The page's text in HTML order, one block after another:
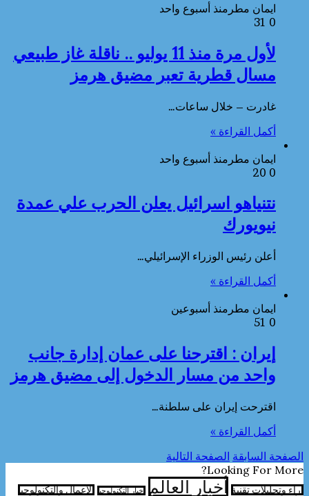
ايمان مطر منذ أسبوع واحد
0
لأول مرة منذ 11 يوليو .. ناقلة غاز طبيعي
مسال قطرية تعبر مضيق هرمز
غادرت – خلال ساعات…
أكمل القراءة »
ايمان مطر منذ أسبوع واحد
0
نتنياهو اسرائيل يعلن الحرب علي عمدة
نيويورك
أعلن رئيس الوزراء الإسرائيلي…
أكمل القراءة »
ايمان مطر منذ أسبوعين
0
إيران : اقترحنا على عمان إدارة جانب
واحد من مسار الدخول إلى مضيق هرمز
اقترحت إيران على سلطنة…
أكمل القراءة »
الصفحة السابقة الصفحة التالية
Looking For More?
آراء وتحليلات تقنية أخبار العالم اخبار التكنولوجيا الأعمال والتكنولوجيا